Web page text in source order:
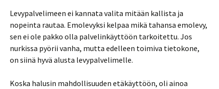
Levypalvelimeen ei kannata valita mitään kallista ja
nopeinta rautaa. Emolevyksi kelpaa mikä tahansa emolevy,
sen ei ole pakko olla palvelinkäyttöön tarkoitettu. Jos
nurkissa pyörii vanha, mutta edelleen toimiva tietokone,
on siinä hyvä alusta levypalvelimelle.
Koska halusin mahdollisuuden etäkäyttöön, oli ainoa